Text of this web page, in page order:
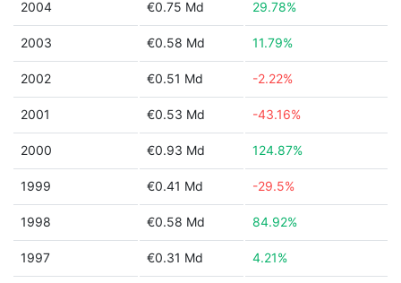
2004 €0.75 Md 29.78%
2003 €0.58 Md 11.79%
2002 €0.51 Md -2.22%
2001 €0.53 Md -43.16%
2000 €0.93 Md 124.87%
1999 €0.41 Md -29.5%
1998 €0.58 Md 84.92%
1997 €0.31 Md 4.21%